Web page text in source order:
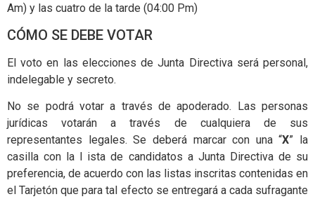
Am) y las cuatro de la tarde (04:00 Pm)
CÓMO SE DEBE VOTAR
El voto en las elecciones de Junta Directiva será personal,
indelegable y secreto.
No se podrá votar a través de apoderado. Las personas
jurídicas votarán a través de cualquiera de sus
representantes legales. Se deberá marcar con una “X” la
casilla con la l ista de candidatos a Junta Directiva de su
preferencia, de acuerdo con las listas inscritas contenidas en
el Tarjetón que para tal efecto se entregará a cada sufragante